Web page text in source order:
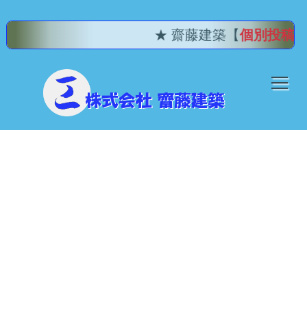
★ 齋藤建築【 個別投稿記